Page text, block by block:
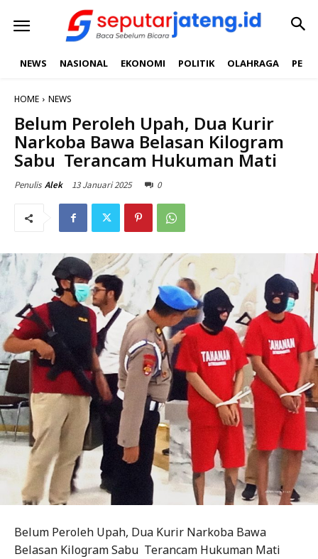
NEWS NASIONAL EKONOMI POLITIK OLAHRAGA
HOME NEWS
Belum Peroleh Upah, Dua Kurir
Narkoba Bawa Belasan Kilogram
Sabu Terancam Hukuman Mati
Penulis Alek 13 Januari 2025 0
Belum Peroleh Upah, Dua Kurir Narkoba Bawa
Belasan Kilogram Sabu Terancam Hukuman Mati